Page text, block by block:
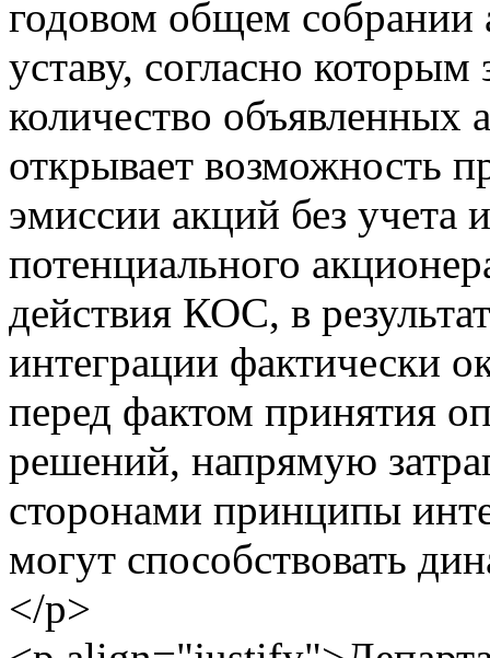
годовом общем
уставу, согласно
количество объявленных
открывает возможность
эмиссии акций без
потенциального
действия КОС, в
интеграции фактически
перед фактом принятия
решений, напрямую
сторонами принципы
могут способствовать
</p>